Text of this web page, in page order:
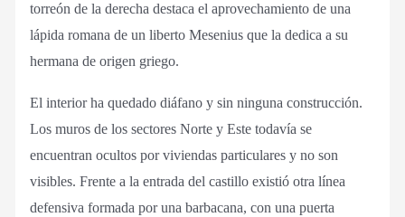
torreón de la derecha destaca el aprovechamiento de una
lápida romana de un liberto Mesenius que la dedica a su
hermana de origen griego.
El interior ha quedado diáfano y sin ninguna construcción.
Los muros de los sectores Norte y Este todavía se
encuentran ocultos por viviendas particulares y no son
visibles. Frente a la entrada del castillo existió otra línea
defensiva formada por una barbacana, con una puerta